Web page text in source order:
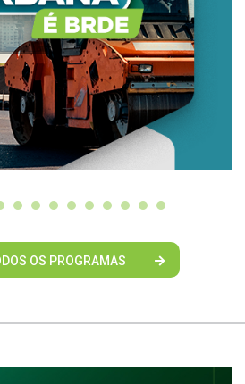
OS PROGRAMAS